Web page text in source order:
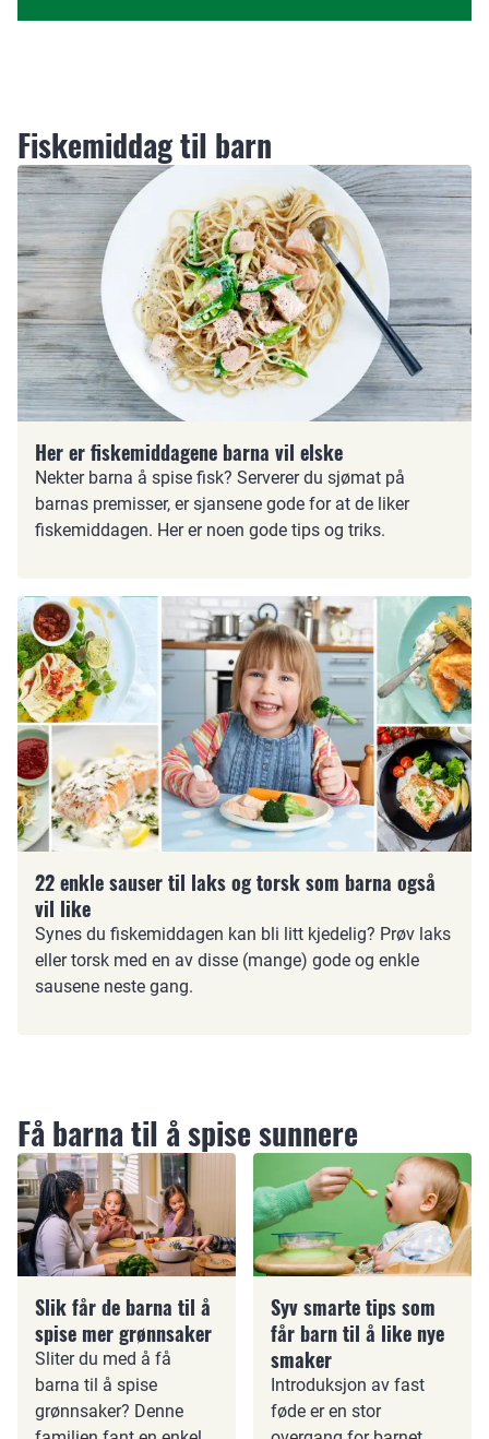
Fiskemiddag til barn
Her er fiskemiddagene barna vil elske
Nekter barna å spise fisk? Serverer du sjømat på
barnas premisser, er sjansene gode for at de liker
fiskemiddagen. Her er noen gode tips og triks.
22 enkle sauser til laks og torsk som barna også
vil like
Synes du fiskemiddagen kan bli litt kjedelig? Prøv laks
eller torsk med en av disse (mange) gode og enkle
sausene neste gang.
Få barna til å spise sunnere
Slik får de barna til å
spise mer grønnsaker
Sliter du med å få
barna til å spise
grønnsaker? Denne
Syv smarte tips som
får barn til å like nye
smaker
Introduksjon av fast
føde er en stor